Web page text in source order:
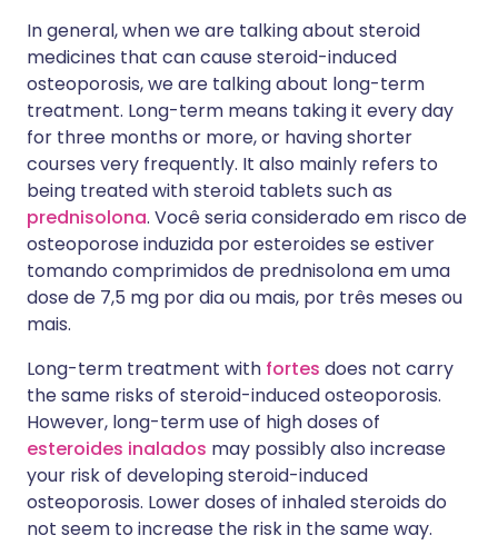
In general, when we are talking about steroid
medicines that can cause steroid-induced
osteoporosis, we are talking about long-term
treatment. Long-term means taking it every day
for three months or more, or having shorter
courses very frequently. It also mainly refers to
being treated with steroid tablets such as
prednisolona. Você seria considerado em risco de
osteoporose induzida por esteroides se estiver
tomando comprimidos de prednisolona em uma
dose de 7,5 mg por dia ou mais, por três meses ou
mais.
Long-term treatment with fortes does not carry
the same risks of steroid-induced osteoporosis.
However, long-term use of high doses of
esteroides inalados may possibly also increase
your risk of developing steroid-induced
osteoporosis. Lower doses of inhaled steroids do
not seem to increase the risk in the same way.